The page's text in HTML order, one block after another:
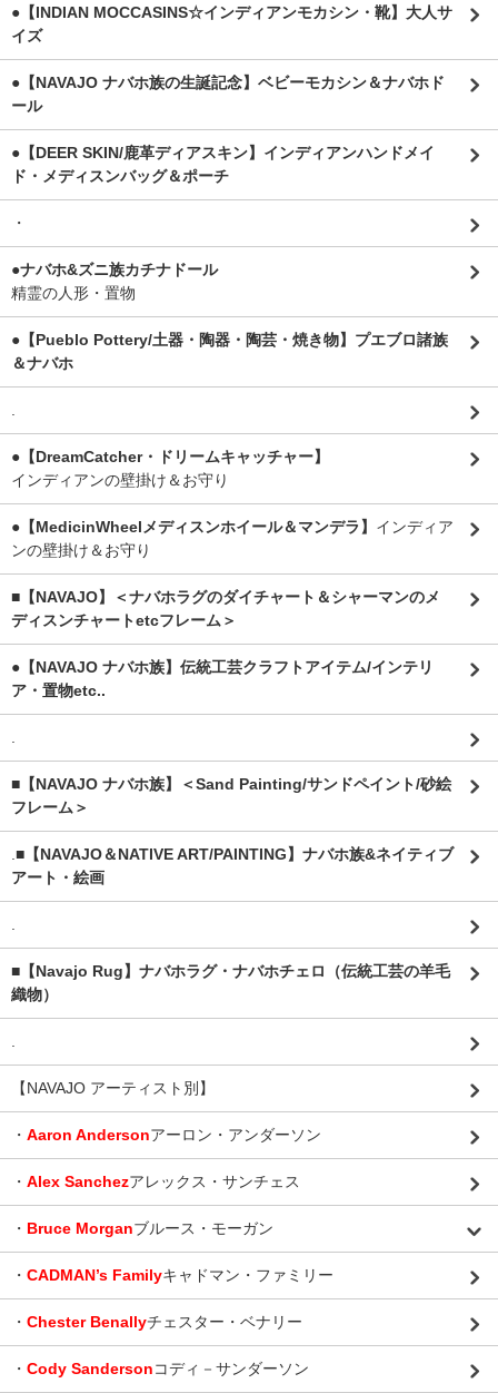
●【INDIAN MOCCASINS☆インディアンモカシン・靴】大人サ
イズ
●【NAVAJO ナバホ族の生誕記念】ベビーモカシン＆ナバホド
ール
●【DEER SKIN/鹿革ディアスキン】インディアンハンドメイ
ド・メディスンバッグ＆ポーチ
・
●ナバホ&ズニ族カチナドール
精霊の人形・置物
●【Pueblo Pottery/土器・陶器・陶芸・焼き物】プエブロ諸族
＆ナバホ
●【DreamCatcher・ドリームキャッチャー】
インディアンの壁掛け＆お守り
●【MedicinWheelメディスンホイール＆マンデラ】 インディア
ンの壁掛け＆お守り
■【NAVAJO】＜ナバホラグのダイチャート＆シャーマンのメ
ディスンチャートetcフレーム＞
●【NAVAJO ナバホ族】伝統工芸クラフトアイテム/インテリ
ア・置物etc..
■【NAVAJO ナバホ族】＜Sand Painting/サンドペイント/砂絵
フレーム＞
■【NAVAJO＆NATIVE ART/PAINTING】ナバホ族&ネイティブ
アート・絵画
■【Navajo Rug】ナバホラグ・ナバホチェロ（伝統工芸の羊毛
織物）
【NAVAJO アーティスト別】
・ Aaron Andersonアーロン・アンダーソン
・ Alex Sanchezアレックス・サンチェス
・ Bruce Morganブルース・モーガン
・ CADMAN’s Familyキャドマン・ファミリー
・ Chester Benallyチェスター・ベナリー
・ Cody Sandersonコディ－サンダーソン